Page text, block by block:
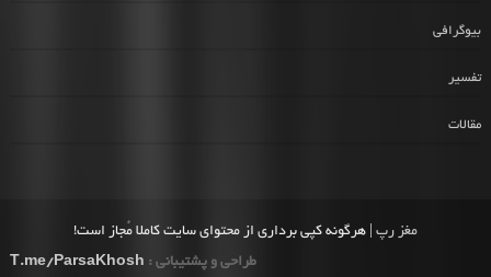
بیوگرافی
تفسیر
مقالات
مغز رپ | هرگونه کپی برداری از محتوای سایت کاملا مُجاز است!
طراحی و پشتیبانی : T.me/ParsaKhosh